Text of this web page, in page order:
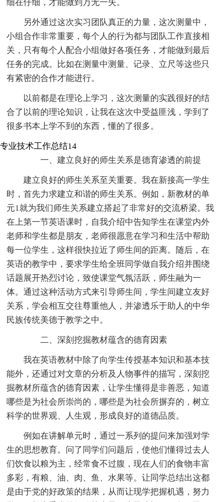
细在仔细，才能做到万无一失。
另外通过这次实习团队真正的力量，这次测量中，
小组合作非常重要，每个人的行为都与团队工作直接相
关，只有每个人配合小组做好各项任务，才能做到最后
任务的完成。比如在测量中测量、记录、立尺等这些只
有紧密的合作才能进行。
以前都是在理论上学习，这次测量的实践很好的结
合了以前的理论知识，让我在这次中受益匪浅，学到了
很多书本上学不到的东西，懂的了很多。
专业技术工作总结14
一、建立良好的师生关系是德育渗透的前提
建立良好的师生关系至关重要。我在新接高一学生
时，首先力求建立和谐的师生关系。例如，新教材的单
元1就为我们师生关系建立搭起了非常好的交流桥梁。我
在上第一节英语课时，自我介绍中告知学生在课堂内外
老师和学生都是朋友，老师很愿意在学习和生活中帮助
每一位学生，这样很快拉近了师生间的距离。随后，在
英语的教学中，要求学生给全班同学做自我介绍并围绕
话题展开热烈讨论，致使课堂气氛活跃，师生融为一
体。通过这种活动方式来引导师生间，学生间建立友好
关系，学会相互交往尊重他人，并渗透乐于助人的中华
民族传统美德于教学之中。
二、深刻挖掘教材蕴含的德育因素
我在英语教材中除了向学生传授基本知识和基本技
能外，还通过对文章的分析及人物事件的描写，深刻挖
掘教材所蕴含的德育因素，让学生懂得是非善恶，知道
哪些是为社会所崇尚的，哪些是为社会所摒弃的，树立
科学的世界观、人生观，形成良好的道德品质。
例如在讲解单元时，通过一系列的提问来加强对学
生的思想教育。问了同学们问题后，使他们懂得过去人
们饮食以粮为主，经常食不过腹，现在人们的食物丰富
多彩，有粮、油、肉、鱼、水果等。让同学总结出这都
是由于党的好政策的结果，从而让现学把握机遇，努力